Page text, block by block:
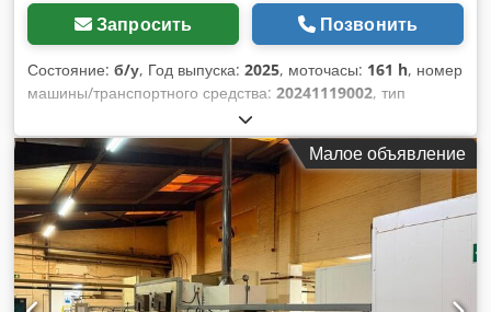
Запросить Позвонить
Состояние: б/у, Год выпуска: 2025, моточасы: 161 h, номер
машины/транспортного средства: 20241119002, тип
, производитель двигателей:
403D-11G, Назначение: Строительство Собственный вес:
696 кг Мощность генератора: 11 кВА Габариты грузового
отсека: 211 x 85 x 125 см Сертификация CE: да Объем бака
для воды: 55 л Страна производства: CN Свяжитесь с
командой DPX для получения дополнительной
информации. Dcedpfxoznhg Ss Amyjk = Дополнительные
опции и принадлежности = - Аккумулятор - Панель
управления - Стальная крыша - Цистерна
Малое объявление